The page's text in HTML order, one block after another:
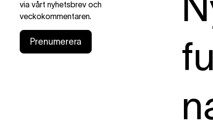
via vårt nyhetsbrev och
veckokommentaren.
Prenumerera